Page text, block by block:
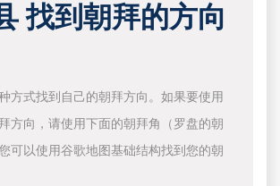
找到朝拜的方向
方式找到自己的朝拜方向。如果要使用
方向，请使用下面的朝拜角（罗盘的朝
可以使用谷歌地图基础结构找到您的朝